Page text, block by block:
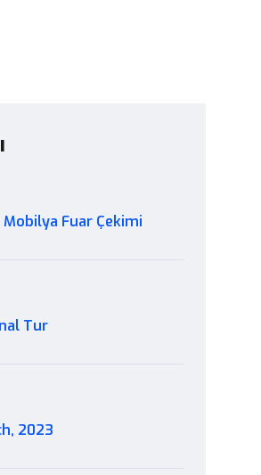
Mobilya Fuar Çekimi
Tur
2023